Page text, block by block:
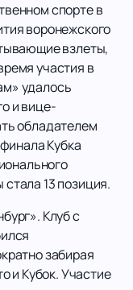
спорте в
воронежского
взлеты,
участия в
удалось
и вице-
обладателем
Кубка
13 позиция.
Клуб с
забирая
и Кубок. Участие